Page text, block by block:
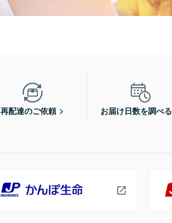
再配達のご依頼 お届け日数を調べる